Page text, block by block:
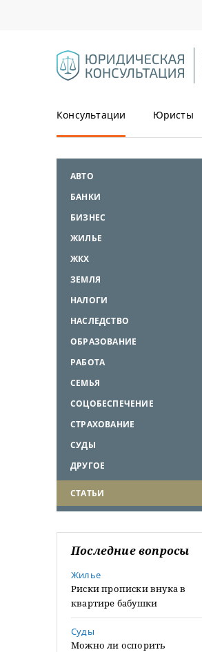
Консультации Юристы
АВТО
БАНКИ
БИЗНЕС
ЖИЛЬЕ
ЖКХ
ЗЕМЛЯ
НАЛОГИ
НАСЛЕДСТВО
ОБРАЗОВАНИЕ
РАБОТА
СЕМЬЯ
СОЦОБЕСПЕЧЕНИЕ
СТРАХОВАНИЕ
СУДЫ
ДРУГОЕ
СТАТЬИ
Последние вопросы
Жилье
Риски прописки внука в
квартире бабушки
Суды
Можно ли оспорить